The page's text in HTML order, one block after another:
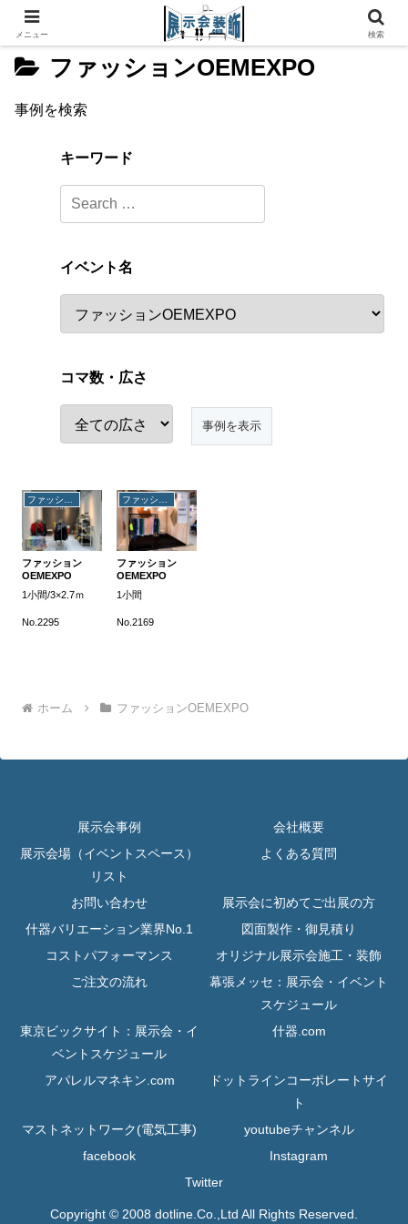
ファッションOEMEXPO
事例を検索
キーワード
イベント名
コマ数・広さ
ファッション
OEMEXPO
1小間/3×2.7ｍ
No.2295
ファッション
OEMEXPO
1小間
No.2169
ホーム ファッションOEMEXPO
展示会事例
会社概要
展示会場（イベントスペース）
リスト
よくある質問
お問い合わせ
展示会に初めてご出展の方
什器バリエーション業界No.1
図面製作・御見積り
コストパフォーマンス
オリジナル展示会施工・装飾
ご注文の流れ
幕張メッセ：展示会・イベント
スケジュール
東京ビックサイト：展示会・イ
ベントスケジュール
什器.com
アパレルマネキン.com
ドットラインコーポレートサイ
ト
マストネットワーク(電気工事)
youtubeチャンネル
facebook
Instagram
Twitter
Copyright © 2008 dotline.Co.,Ltd All Rights Reserved.
メニュー 検索